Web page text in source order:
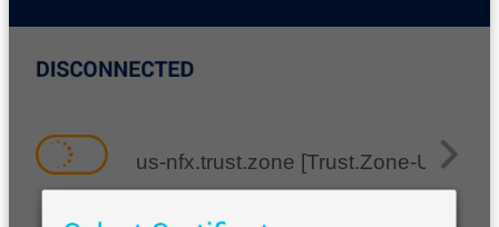
us-nfx.trust.zone [Trust.Zone-United-